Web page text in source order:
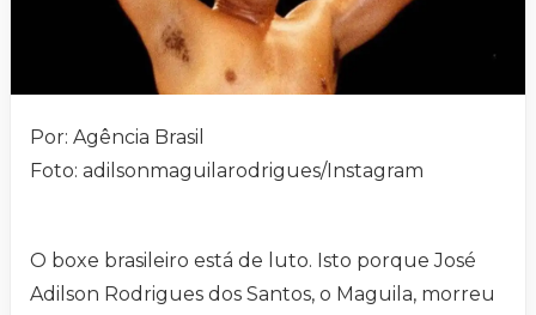
Por: Agência Brasil
Foto: adilsonmaguilarodrigues/Instagram
O boxe brasileiro está de luto. Isto porque José
Adilson Rodrigues dos Santos, o Maguila, morreu